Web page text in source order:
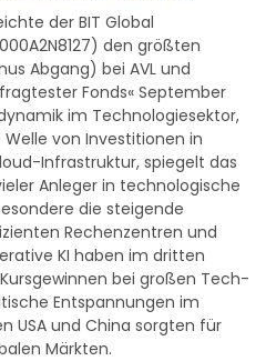
der BIT Global
den größten
Abgang) bei AVL und
Fonds« September
im Technologiesektor,
von Investitionen in
Infrastruktur, spiegelt das
Anleger in technologische
die steigende
Rechenzentren und
KI haben im dritten
bei großen Tech-
Entspannungen im
USA und China sorgten für
Märkten.